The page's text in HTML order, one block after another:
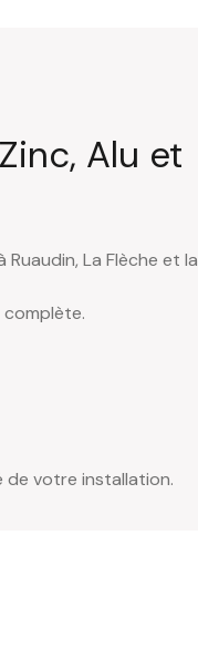
Alu et
La Flèche et la
de votre installation.